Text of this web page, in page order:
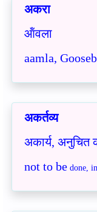
अकरा
ऑंवला
aamla,
अकर्तव्य
अकार्य, अनुचित
not to be done,